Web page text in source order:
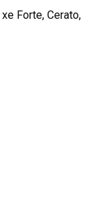
xe Forte, Cerato,